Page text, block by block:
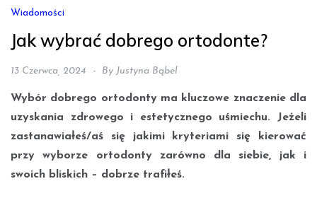
Wiadomości
Jak wybrać dobrego ortodonte?
13 Czerwca, 2024 By Justyna Bąbel
Wybór dobrego ortodonty ma kluczowe znaczenie dla
uzyskania zdrowego i estetycznego uśmiechu. Jeżeli
zastanawiałeś/aś się jakimi kryteriami się kierować
przy wyborze ortodonty zarówno dla siebie, jak i
swoich bliskich – dobrze trafiłeś.